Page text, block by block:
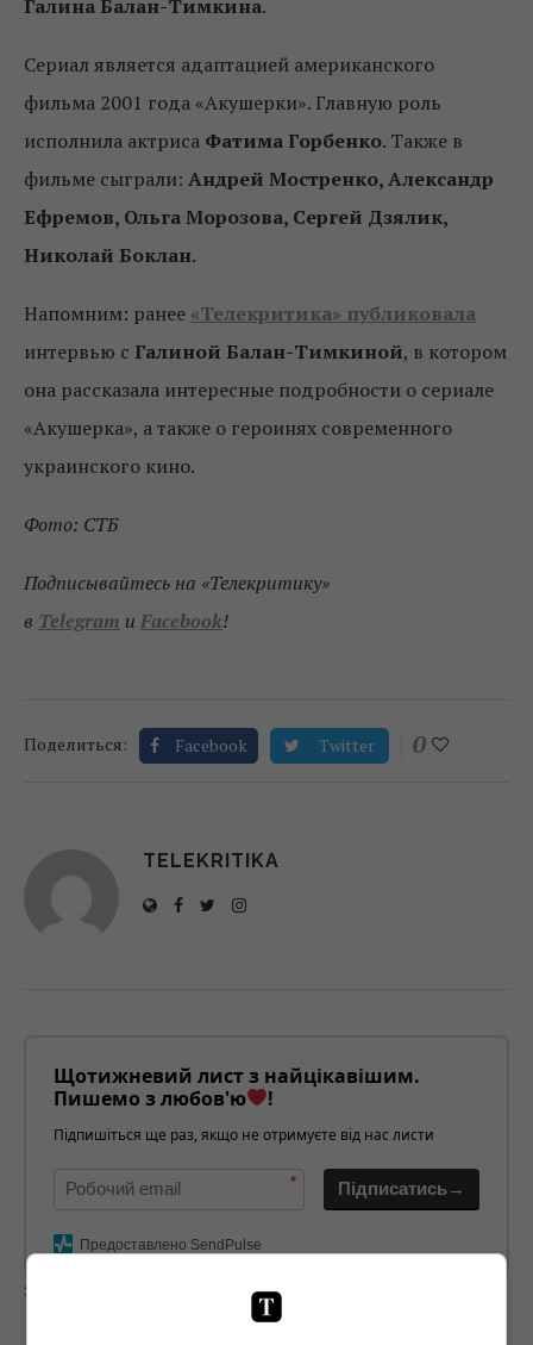
Галина Балан-Тимкина.
Сериал является адаптацией американского
фильма 2001 года «Акушерки». Главную роль
исполнила актриса Фатима Горбенко. Также в
фильме сыграли: Андрей Мостренко, Александр
Ефремов, Ольга Морозова, Сергей Дзялик,
Николай Боклан.
Напомним: ранее «Телекритика» публиковала
интервью с Галиной Балан-Тимкиной, в котором
она рассказала интересные подробности о сериале
«Акушерка», а также о героинях современного
украинского кино.
Фото: СТБ
Подписывайтесь на «Телекритику»
в Telegram и Facebook!
Поделиться: Facebook Twitter 0
TELEKRITIKA
Щотижневий лист з найцікавішим.
Пишемо з любов'ю
!
Підпишіться ще раз, якщо не отримуєте від нас листи
* Підписатись→
Предоставлено SendPulse
загрузка...